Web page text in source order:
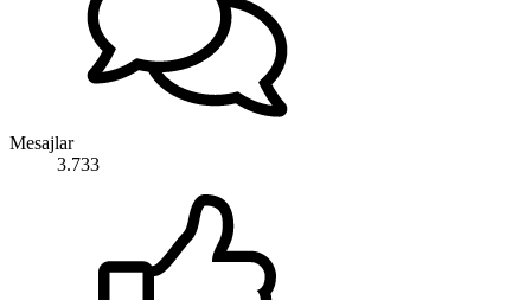
Mesajlar
3.733